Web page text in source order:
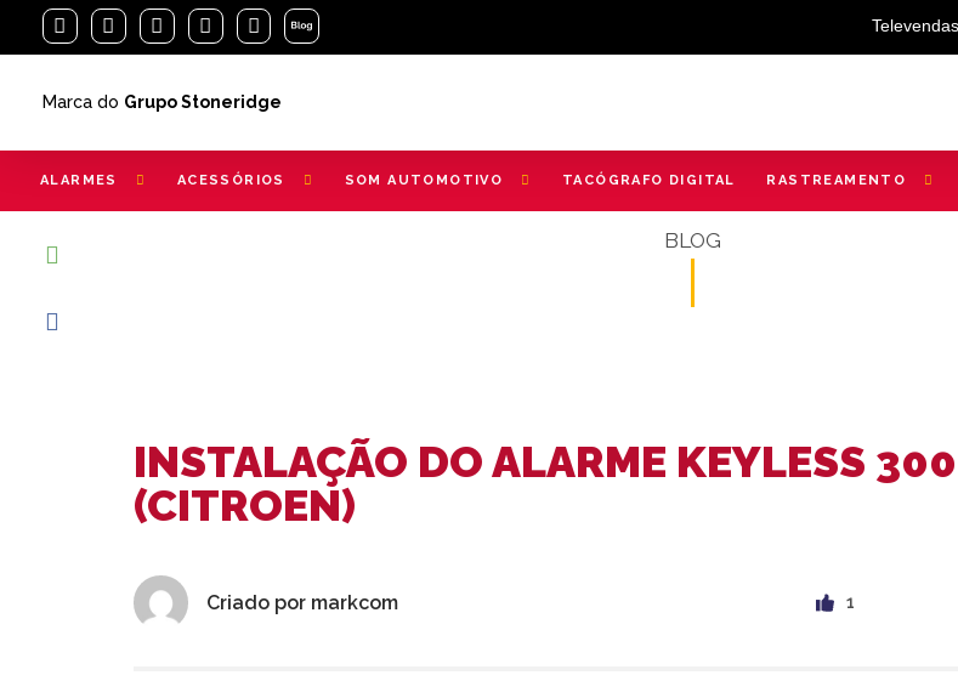
Marca do Grupo Stoneridge
ALARMES ACESSÓRIOS SOM AUTOMOTIVO TACÓGRAFO DIGITAL RASTREAMENTO
BLOG
INSTALAÇÃO DO ALARME KEYLESS
(CITROEN)
Criado por markcom 1